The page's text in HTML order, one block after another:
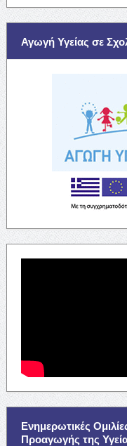
Αγωγή Υγείας σε
Ενημερωτικές
Προαγωγής της